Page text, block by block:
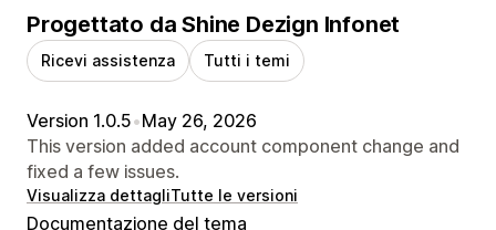
Progettato da Shine Dezign Infonet
Ricevi assistenza Tutti i temi
Version 1.0.5•May 26, 2026
This version added account component change and
fixed a few issues.
Visualizza dettagliTutte le versioni
Documentazione del tema